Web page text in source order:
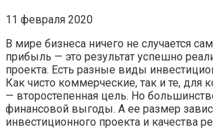
11 февраля 2020
В мире бизнеса ничего не случается
прибыль — это результат успешно
проекта. Есть разные виды
Как чисто коммерческие, так и те, для
— второстепенная цель. Но
финансовой выгоды. А ее размер
инвестиционного проекта и качества